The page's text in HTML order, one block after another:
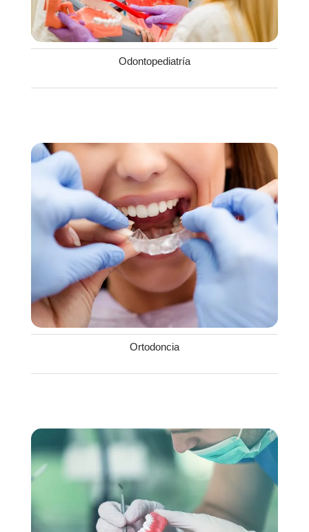
Odontopediatría
Ortodoncia